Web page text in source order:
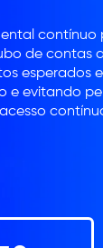
contínuo
de contas
esperados
e evitando